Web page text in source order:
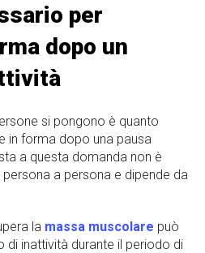
per
dopo un
si pongono è quanto
in forma dopo una pausa
a questa domanda non è
a persona e dipende da
la massa muscolare può
di inattività durante il periodo di